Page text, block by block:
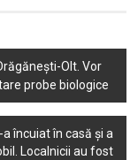
Olt. Vor
probe biologice
încuiat în casă și a
Localnicii au fost